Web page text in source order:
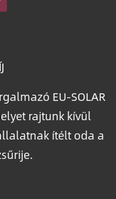
EU-SOLAR
rajtunk kívül
ítélt oda a